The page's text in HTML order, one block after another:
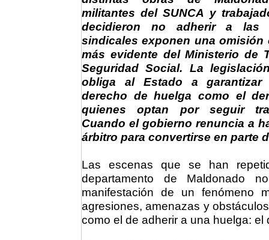
militantes del SUNCA y
decidieron no adherir a las
sindicales exponen una omisión
más evidente del Ministerio de
Seguridad Social. La
obliga al Estado a
derecho de huelga como el
quienes optan por seguir
Cuando el gobierno renuncia a
árbitro para convertirse en parte
Las escenas que se han
departamento de Maldonado
manifestación de un fenómeno
agresiones, amenazas y
como el de adherir a una huelga: el